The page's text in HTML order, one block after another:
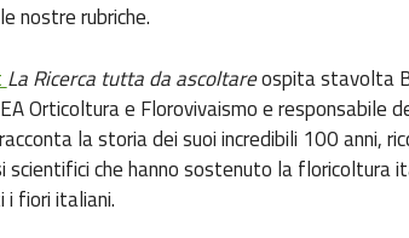
nostre rubriche.
La Ricerca tutta da ascoltareospita stavolta
Orticoltura e Florovivaismo e responsabile
la storia dei suoi incredibili 100 anni,
scientifici che hanno sostenuto la floricoltura
fiori italiani.